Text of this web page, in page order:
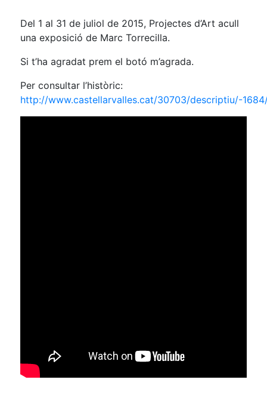
Del 1 al 31 de juliol de 2015, Projectes d’Art acull
una exposició de Marc Torrecilla.
Si t’ha agradat prem el botó m’agrada.
Per consultar l’històric:
http://www.castellarvalles.cat/30703/descriptiu/-